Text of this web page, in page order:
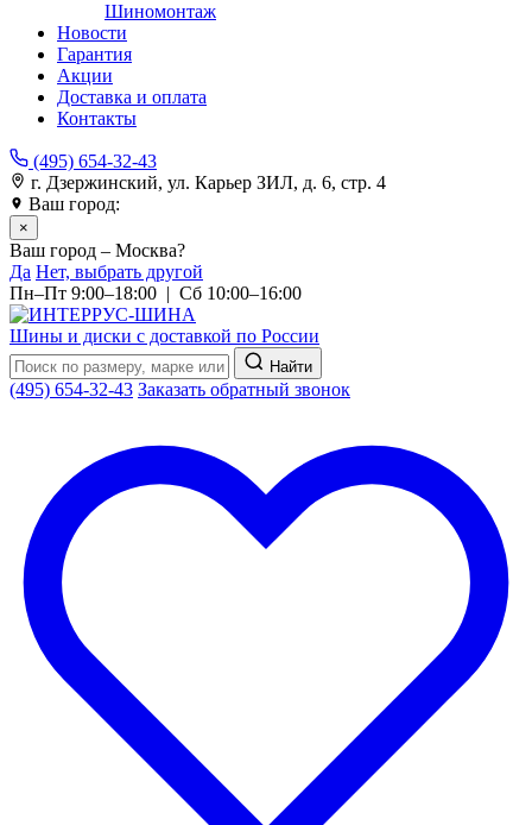
Шиномонтаж
Новости
Гарантия
Акции
Доставка и оплата
Контакты
(495) 654-32-43
г. Дзержинский, ул. Карьер ЗИЛ, д. 6, стр. 4
Ваш город:
×
Ваш город – Москва?
Да Нет, выбрать другой
Пн–Пт 9:00–18:00 | Сб 10:00–16:00
Шины и диски с доставкой по России
Найти
(495) 654-32-43 Заказать обратный звонок